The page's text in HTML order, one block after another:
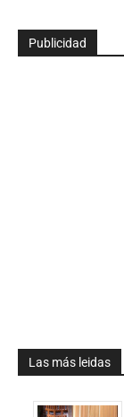
Publicidad
Las más leidas